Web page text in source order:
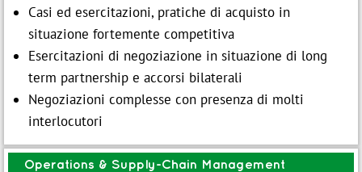
Casi ed esercitazioni, pratiche di acquisto in
situazione fortemente competitiva
Esercitazioni di negoziazione in situazione di long
term partnership e accorsi bilaterali
Negoziazioni complesse con presenza di molti
interlocutori
Operations & Supply-Chain Management